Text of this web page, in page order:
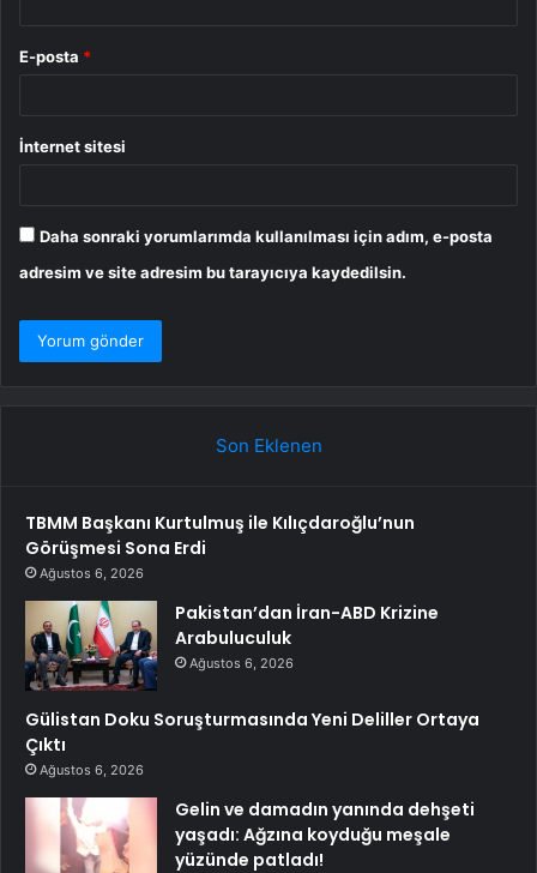
E-posta *
İnternet sitesi
Daha sonraki yorumlarımda kullanılması için adım, e-posta
adresim ve site adresim bu tarayıcıya kaydedilsin.
Son Eklenen
TBMM Başkanı Kurtulmuş ile Kılıçdaroğlu’nun
Görüşmesi Sona Erdi
Ağustos 6, 2026
Pakistan’dan İran-ABD Krizine
Arabuluculuk
Ağustos 6, 2026
Gülistan Doku Soruşturmasında Yeni Deliller Ortaya
Çıktı
Ağustos 6, 2026
Gelin ve damadın yanında dehşeti
yaşadı: Ağzına koyduğu meşale
yüzünde patladı!